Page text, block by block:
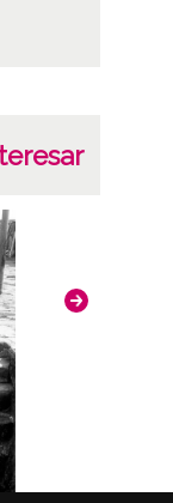
del
del